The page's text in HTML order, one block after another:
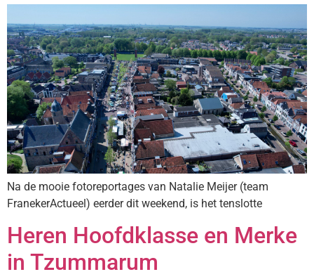
Na de mooie fotoreportages van Natalie Meijer (team
FranekerActueel) eerder dit weekend, is het tenslotte
Heren Hoofdklasse en Merke
in Tzummarum